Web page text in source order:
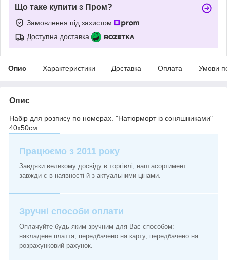
Що таке купити з Пром?
Замовлення під захистом
Доступна доставка
Опис Характеристики Доставка Оплата Умови
Опис
Набір для розпису по номерах. "Натюрморт із соняшниками"
40х50см
Працюємо з 2011 року
Завдяки великому досвіду в торгівлі, наш асортимент
завжди є в наявності й з актуальними цінами.
Зручні способи оплати
Оплачуйте будь-яким зручним для Вас способом:
накладене плаття, передбачено на карту, передбачено на
розрахунковий рахунок.